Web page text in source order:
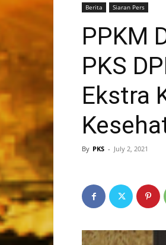
Berita Siaran Pers
PPKM
PKS
Ekstra
By PKS - July 2, 2021